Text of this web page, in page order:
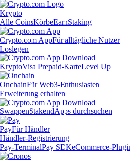
Krypto
Alle CoinsKörbeEarnStaking
Crypto.com AppFür alltägliche Nutzer
Loslegen
KryptoVisa Prepaid-KarteLevel Up
OnchainFür Web3-Enthusiasten
Erweiterung erhalten
SwappenStakendApps durchsuchen
PayFür Händler
Händler-Registrierung
Pay-TerminalPay SDKeCommerce-